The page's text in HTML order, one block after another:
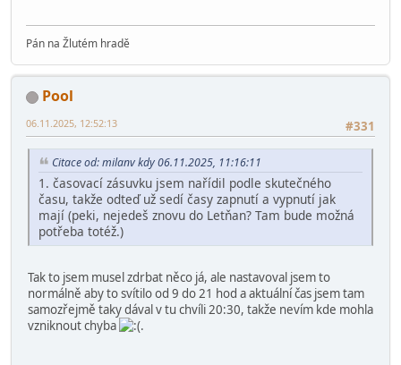
Pán na Žlutém hradě
Pool
#331
06.11.2025, 12:52:13
Citace od: milanv kdy 06.11.2025, 11:16:11
1. časovací zásuvku jsem nařídil podle skutečného
času, takže odteď už sedí časy zapnutí a vypnutí jak
mají (peki, nejedeš znovu do Letňan? Tam bude možná
potřeba totéž.)
Tak to jsem musel zdrbat něco já, ale nastavoval jsem to
normálně aby to svítilo od 9 do 21 hod a aktuální čas jsem tam
samozřejmě taky dával v tu chvíli 20:30, takže nevím kde mohla
vzniknout chyba
.